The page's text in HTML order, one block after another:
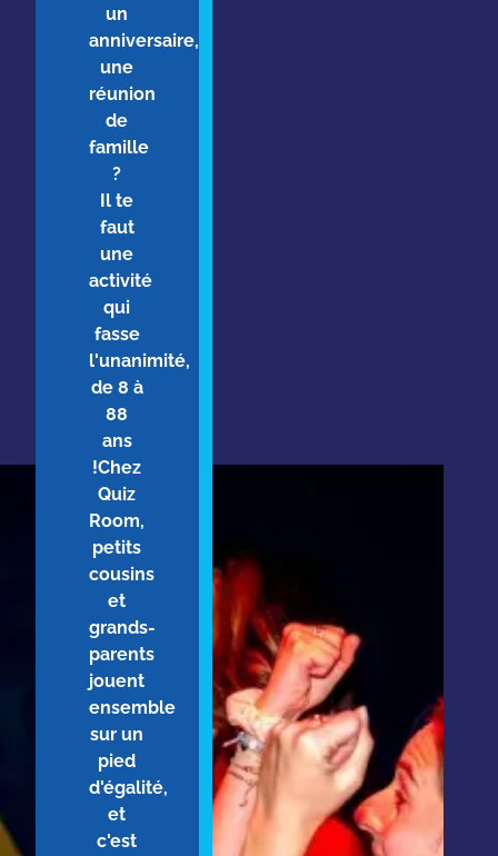
un
anniversaire,
une
réunion
de
famille
?
Il te
faut
une
activité
qui
fasse
l'unanimité,
de 8 à
88
ans
!Chez
Quiz
Room,
petits
cousins
et
grands-
parents
jouent
ensemble
sur un
pied
d'égalité,
et
c'est